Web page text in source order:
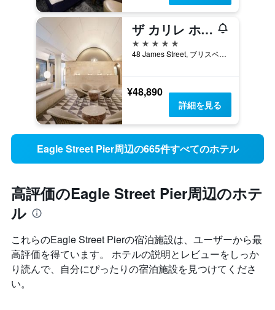
ザ カリレ ホテル
5つ星
48 James Street, ブリスベン, QLD, オーストラリア
¥48,890
詳細を見る
Eagle Street Pier周辺の665件すべてのホテル
高評価のEagle Street Pier周辺のホテ
ル
これらのEagle Street Pier​の宿泊施設は、ユーザーから最
高評価を得ています。 ホテルの説明とレビューをしっか
り読んで、自分にぴったりの宿泊施設を見つけてくださ
い。